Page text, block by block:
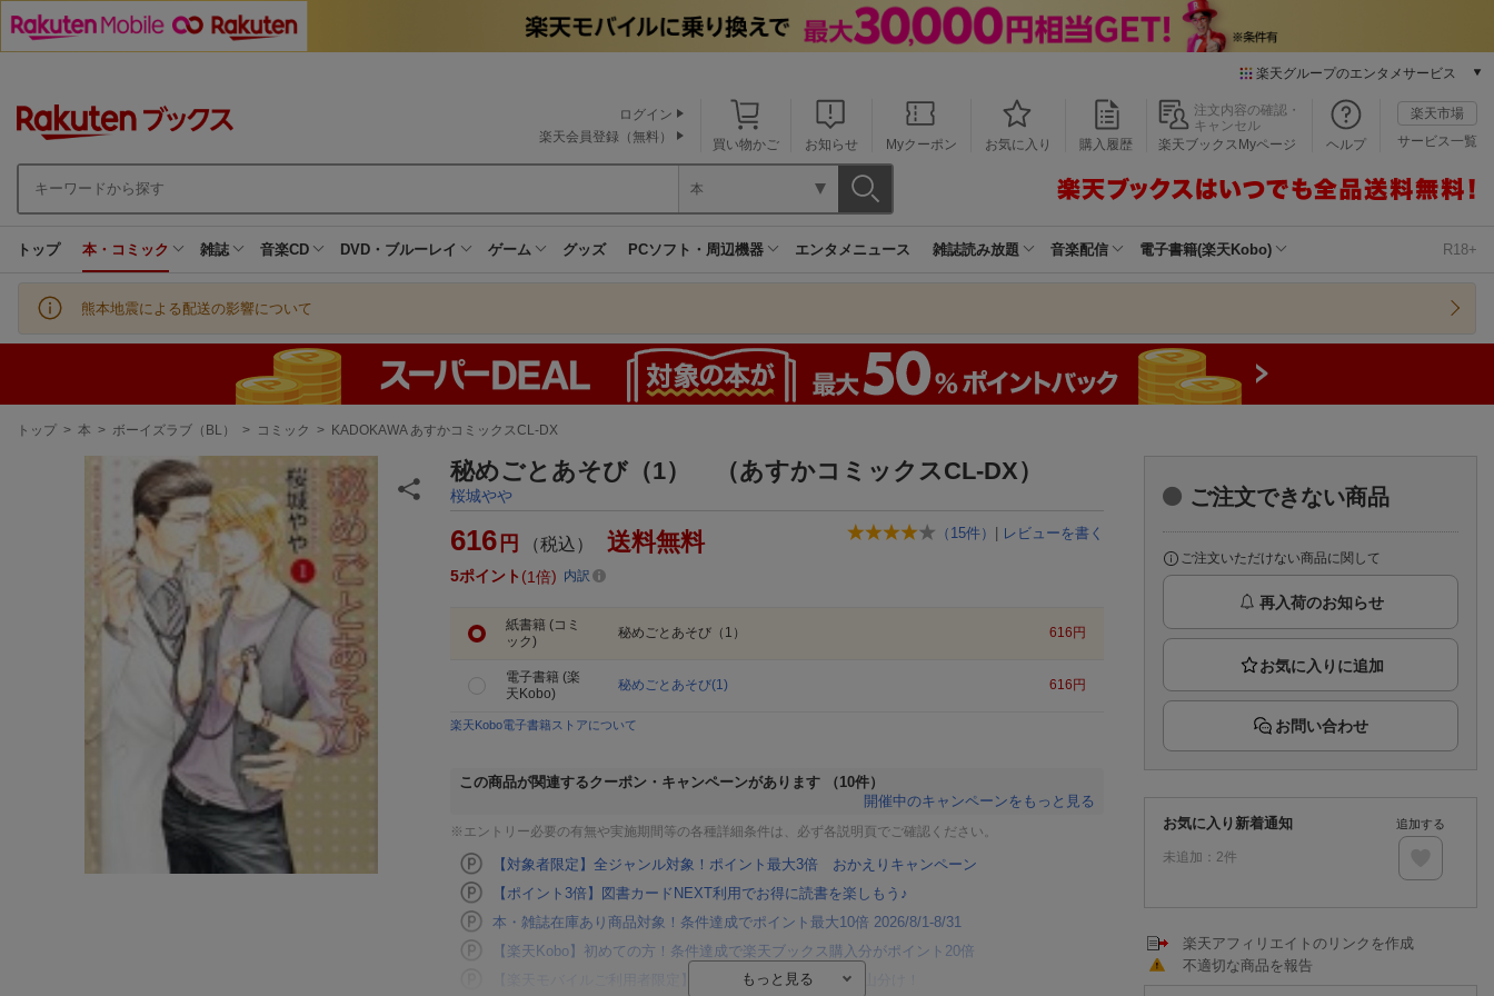
楽天グループのエンタメサービス
本/ゲーム/CD/DVD
楽天ブックス
楽天Kobo
楽天チケット
エンタメニュース
推し楽
買い物かご お知らせ Myクーポン お気に入り 購入履歴
注文内容の確認・
キャンセル
楽天ブックスMyページ
ヘルプ
楽天市場
サービス一覧
ログイン
楽天会員登録（無料）
本
トップ 本・コミック 雑誌 音楽CD DVD・ブルーレイ ゲーム グッズ PCソフト・周辺機器 エンタメニュース 雑誌読み放題 音楽配信 電子書籍(楽天Kobo) R18+
熊本地震による配送の影響について
現
トップ > 本 > ボーイズラブ（BL） > コミック > KADOKAWA あすかコミックスCL-DX
秘めごとあそび（1） （あすかコミックスCL-DX）
桜城やや
（ 15件） | レビューを書く
616 円 （税込） 送料無料
5ポイント 1倍 内訳
紙書籍 (コミ
ック)
秘めごとあそび（1） 616 円
電子書籍 (楽
天Kobo)
秘めごとあそび(1) 616 円
楽天Kobo電子書籍ストアについて
この商品が関連するクーポン・キャンペーンがあります
（10件）
開催中のキャンペーンをもっと見る
※エントリー必要の有無や実施期間等の各種詳細条件は、必ず各説明頁でご確認ください。
【対象者限定】全ジャンル対象！ポイント最大3倍 おかえりキャンペーン
【ポイント3倍】図書カードNEXT利用でお得に読書を楽しもう♪
本・雑誌在庫あり商品対象！条件達成でポイント最大10倍 2026/8/1-8/31
【楽天Kobo】初めての方！条件達成で楽天ブックス購入分がポイント20倍
【楽天モバイルご利用者限定】条件達成で100万ポイント山分け！
ご注文できない商品
ご注文いただけない商品に関して
再入荷のお知らせ
お問い合わせ
お気に入り新着通知
未追加： 2件
追加する
楽天アフィリエイトのリンクを作成
不適切な商品を報告